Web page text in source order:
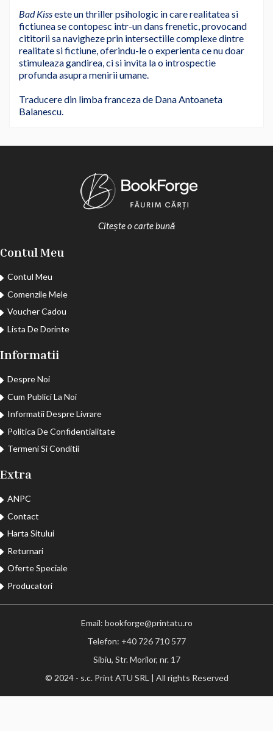
Bad Kisseste un thriller psihologic in care realitatea si
fictiunea se contopesc intr-un dans frenetic, provocand
cititorii sa navigheze prin intersectiile complexe dintre
realitate si fictiune, oferindu-le o experienta ce nu doar
stimuleaza gandirea, ci si invita la o introspectie
profunda asupra menirii umane.
Traducere din limba franceza de Dana Antoaneta
Balanescu.
Citește o carte bună
Contul Meu
Contul Meu
Comenzile Mele
Voucher Cadou
Lista De Dorinte
Informatii
Despre Noi
Cum Publici La Noi
Informatii Despre Livrare
Politica De Confidentialitate
Termeni Si Conditii
Extra
ANPC
Contact
Harta Sitului
Returnari
Oferte Speciale
Producatori
Email: bookforge@printatu.ro
Telefon: +40 726 710 577
Sibiu, Str. Morilor, nr. 17
© 2024 - s.c. Print ATU SRL | All rights Reserved